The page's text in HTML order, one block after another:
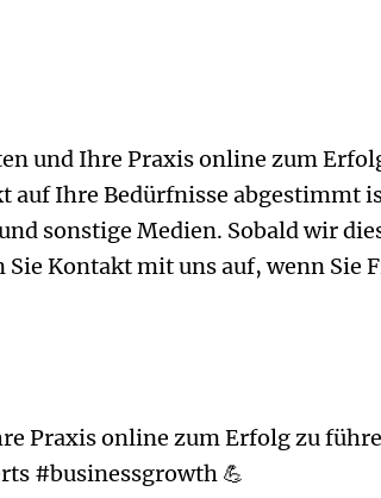
und Ihre Praxis online zum
auf Ihre Bedürfnisse abgestimmt
sonstige Medien. Sobald wir
Kontakt mit uns auf, wenn Sie
Praxis online zum Erfolg zu
#businessgrowth 💪